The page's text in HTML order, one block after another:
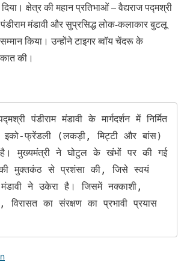
क्षेत्र की महान प्रतिभाओं – वैद्यराज पद्मश्री
मंडावी और सुप्रसिद्ध लोक-कलाकार बुटलू
किया। उन्होंने टाइगर ब्वॉय चेंदरू के
की।
पंडीराम मंडावी के मार्गदर्शन में निर्मित
इको-फ्रेंडली (लकड़ी, मिट्टी और बांस)
है। मुख्यमंत्री ने घोटुल के खंभों पर की गई
की मुक्तकंठ से प्रशंसा की, जिसे स्वयं
मंडावी ने उकेरा है। जिसमें नक्काशी,
विरासत का संरक्षण का प्रभावी प्रयास